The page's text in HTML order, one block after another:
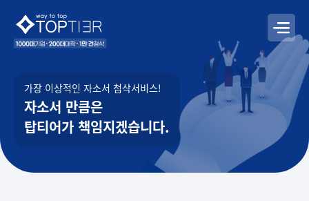
가장 이상적인 자소서 첨삭서비스!
자소서 만큼은
탑티어가 책임지겠습니다.